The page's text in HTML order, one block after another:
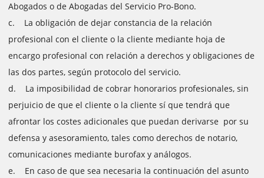
Abogados o de Abogadas del Servicio Pro-Bono.
c. La obligación de dejar constancia de la relación
profesional con el cliente o la cliente mediante hoja de
encargo profesional con relación a derechos y obligaciones de
las dos partes, según protocolo del servicio.
d. La imposibilidad de cobrar honorarios profesionales, sin
perjuicio de que el cliente o la cliente sí que tendrá que
afrontar los costes adicionales que puedan derivarse por su
defensa y asesoramiento, tales como derechos de notario,
comunicaciones mediante burofax y análogos.
e. En caso de que sea necesaria la continuación del asunto